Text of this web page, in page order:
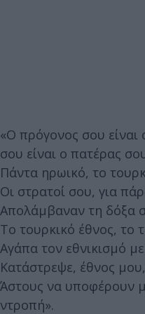
«Ο πρόγονος σου
σου είναι ο πατέρας
Πάντα ηρωικό, το
Οι στρατοί σου, για
Απολάμβαναν τη δόξα
Το τουρκικό έθνος, το
Αγάπα τον εθνικισμό
Κατάστρεψε, έθνος
Άστους να υποφέρουν
ντροπή».